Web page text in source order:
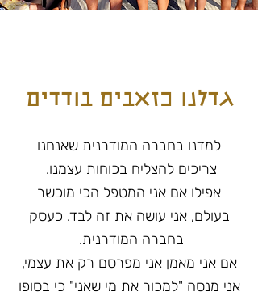
גדלנו כזאבים בודדים
למדנו בחברה המודרנית שאנחנו
צריכים להצליח בכוחות עצמנו.
אפילו אם אני המטפל הכי מוכשר
בעולם, אני עושה את זה לבד. כעסק
בחברה המודרנית.
אם אני מאמן אני מפרסם רק את עצמי,
אני מנסה "למכור את מי שאני" כי בסופו